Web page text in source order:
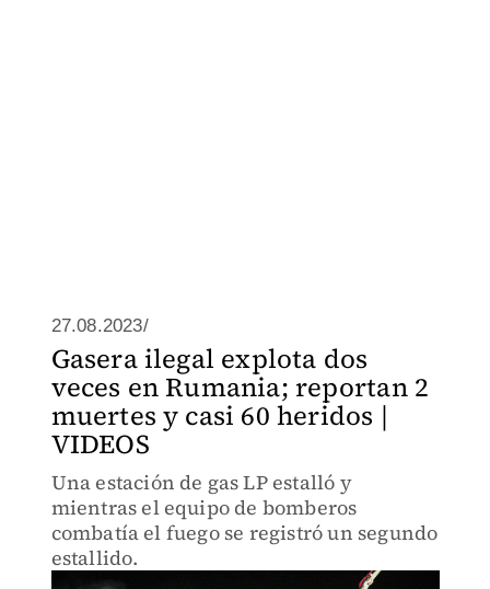
27.08.2023/
Gasera ilegal explota dos
veces en Rumania; reportan 2
muertes y casi 60 heridos |
VIDEOS
Una estación de gas LP estalló y
mientras el equipo de bomberos
combatía el fuego se registró un segundo
estallido.